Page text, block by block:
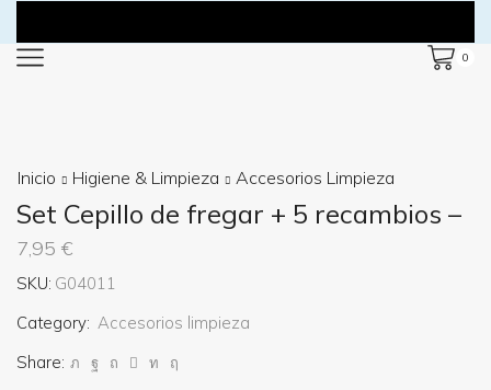
0
Inicio Higiene & Limpieza Accesorios Limpieza
Set Cepillo de fregar + 5 recambios –
7,95 €
SKU: G04011
Category: Accesorios limpieza
Share: